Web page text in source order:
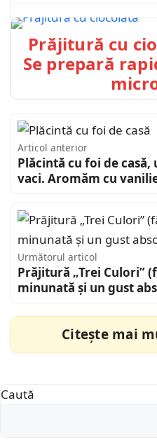
Prăjitură cu
Se prepară
Articol anterior
Plăcintă cu foi de
vaci. Aromăm cu
Următorul articol
Prăjitură „Trei Culori”
minunată și un gust
Citește mai
Caută